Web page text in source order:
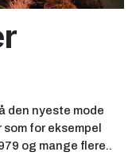
den nyeste mode
for eksempel
og mange flere..